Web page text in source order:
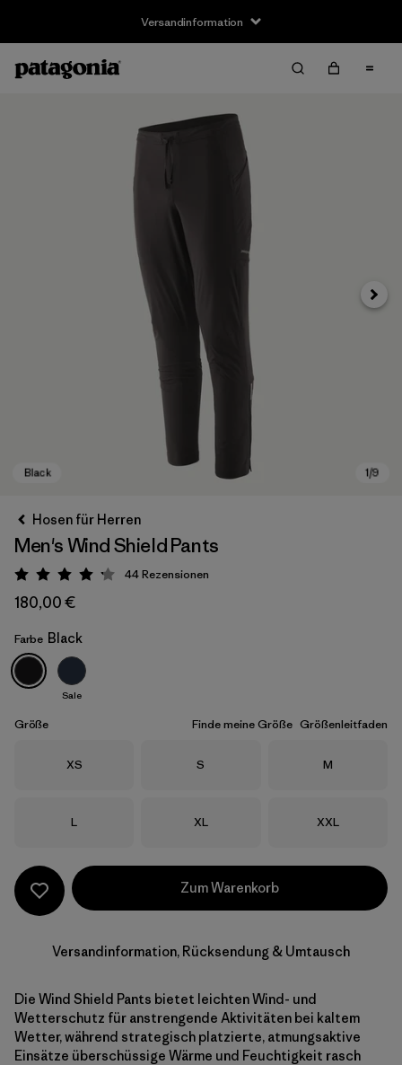
Versandinformation
Black
Hosen für Herren
Men's Wind Shield Pants
Bewertung: 4.2 / 5
44Rezensionen
180,00 €
Farbe Black
Sale
Größe Finde meine Größe Größenleitfaden
Größe
XS Größe
S Größe
M
Größe
L Größe
XL Größe
XXL
Zum Warenkorb
Versandinformation, Rücksendung & Umtausch
Die Wind Shield Pants bietet leichten Wind- und
Wetterschutz für anstrengende Aktivitäten bei kaltem
Wetter, während strategisch platzierte, atmungsaktive
Einsätze überschüssige Wärme und Feuchtigkeit rasch